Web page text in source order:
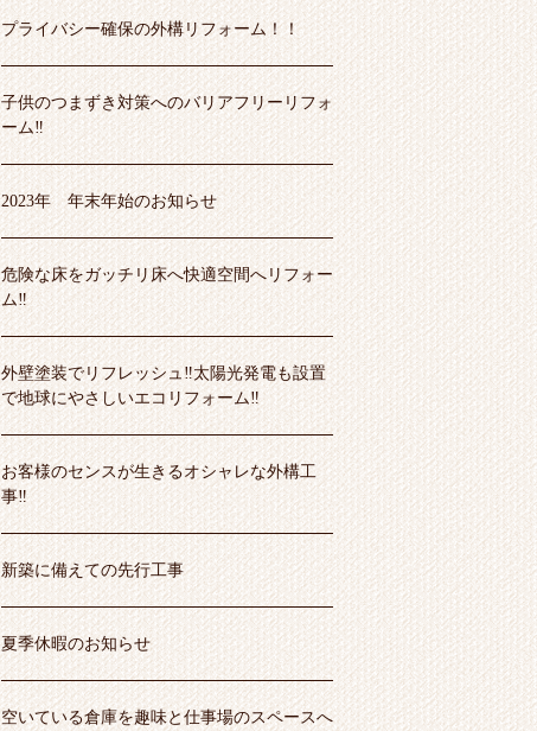
プライバシー確保の外構リフォーム！！
子供のつまずき対策へのバリアフリーリフォ
ーム‼
2023年 年末年始のお知らせ
危険な床をガッチリ床へ快適空間へリフォー
ム‼
外壁塗装でリフレッシュ‼太陽光発電も設置
で地球にやさしいエコリフォーム‼
お客様のセンスが生きるオシャレな外構工
事‼
新築に備えての先行工事
夏季休暇のお知らせ
空いている倉庫を趣味と仕事場のスペースへ